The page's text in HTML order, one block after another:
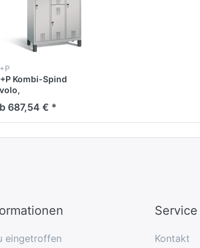
Kombi-Spind
687,54 € *
eingetroffen
Service
Kontakt